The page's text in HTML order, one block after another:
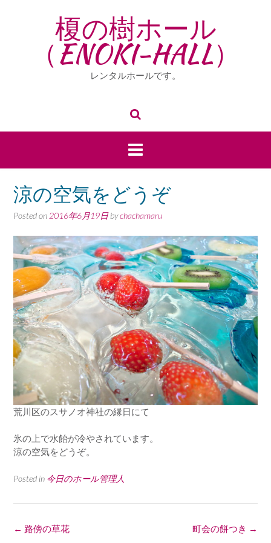
榎の樹ホール
（ENOKI-HALL）
レンタルホールです。
涼の空気をどうぞ
Posted on 2016年6月19日bychachamaru
荒川区のスサノオ神社の縁日にて
氷の上で水飴が冷やされています。
涼の空気をどうぞ。
Posted in 今日のホール管理人
Post
町会の餅つき →
← 路傍の草花